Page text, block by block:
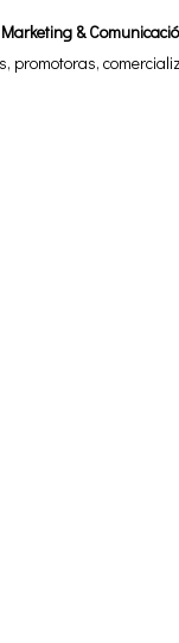
&
promotoras,